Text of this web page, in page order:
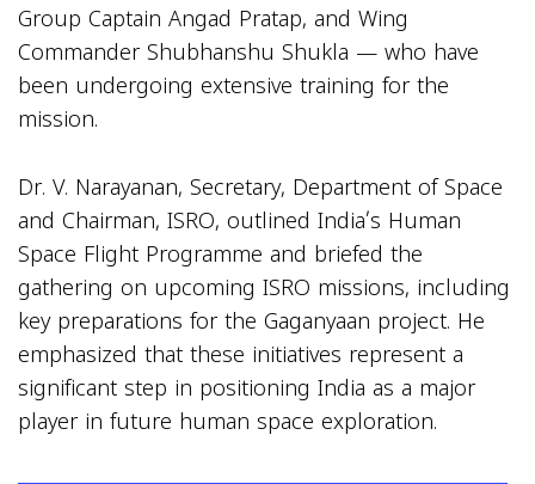
Group Captain Angad Pratap, and Wing
Commander Shubhanshu Shukla — who have
been undergoing extensive training for the
mission.
Dr. V. Narayanan, Secretary, Department of Space
and Chairman, ISRO, outlined India’s Human
Space Flight Programme and briefed the
gathering on upcoming ISRO missions, including
key preparations for the Gaganyaan project. He
emphasized that these initiatives represent a
significant step in positioning India as a major
player in future human space exploration.